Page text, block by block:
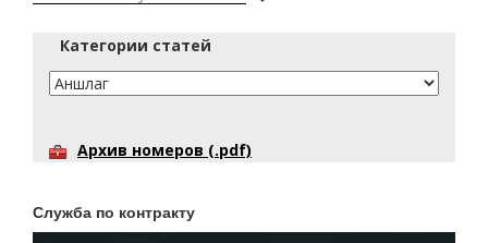
Категории статей
Архив номеров (.pdf)
Служба по контракту